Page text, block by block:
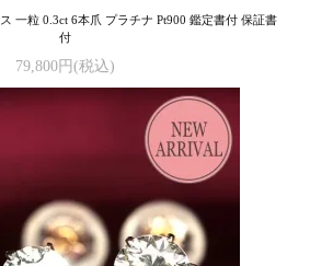
一粒 0.3ct 6本爪 プラチナ Pt900 鑑定書付 保証書
付
79,800円(税込)